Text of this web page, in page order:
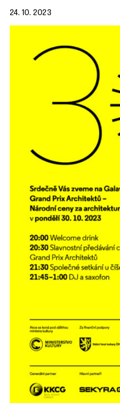
24. 10. 2023